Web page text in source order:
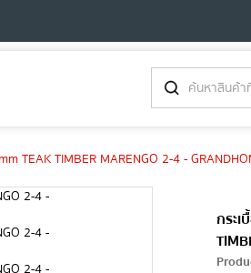
TEAK TIMBER MARENGO 2-4 -
กระเ